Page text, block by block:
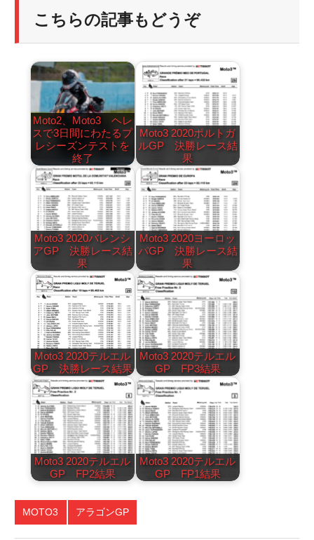
こちらの記事もどうぞ
Moto2、Moto3 ヘレ
スで3日間にわたるプ
レシーズンテストを
終了
Moto3 2020ポルトガ
ルGP 決勝レース結
果
Moto3 2020バレンシ
アGP 決勝レース結
果
Moto3 2020ヨーロッ
パGP 決勝レース結
果
Moto3 2020テルエル
GP 決勝レース結果
Moto3 2020テルエル
GP FP3結果
Moto3 2020テルエル
GP FP2結果
Moto3 2020テルエル
GP FP1結果
MOTO3 アラゴンGP